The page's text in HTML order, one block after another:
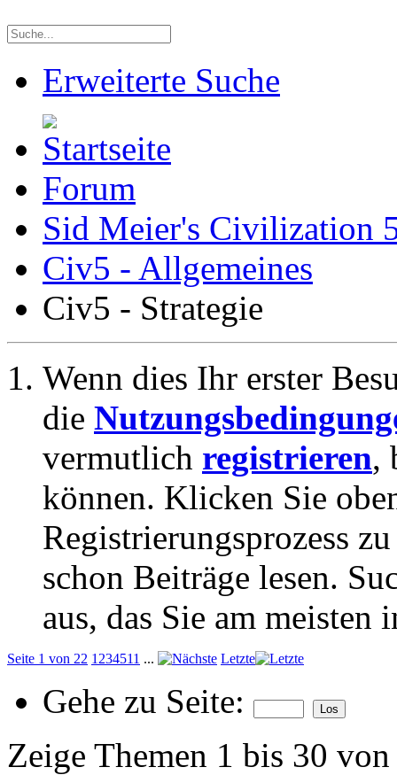
Erweiterte Suche
Forum
Sid Meier's Civilization
Civ5 - Allgemeines
Civ5 - Strategie
Wenn dies Ihr erster
die
vermutlich registrieren,
können. Klicken Sie
Registrierungsprozess
schon Beiträge lesen.
aus, das Sie am meisten
Seite 1 von 22 1 234511 ... Letzte
Gehe zu Seite:
Zeige Themen 1 bis 30